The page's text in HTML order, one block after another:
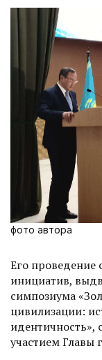
фото автора
Его проведение
инициатив,
симпозиума
цивилизации:
идентичность»,
участием Главы